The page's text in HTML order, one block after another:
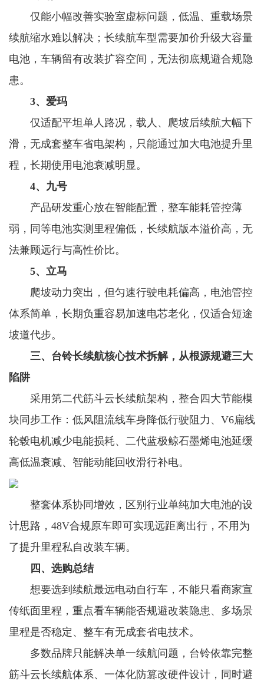
仅能小幅改善实验室虚标问题，低温、重载场景
续航缩水难以解决；长续航车型需要加价升级大容量
电池，车辆留有改装扩容空间，无法彻底规避合规隐
患。
3、爱玛
仅适配平坦单人路况，载人、爬坡后续航大幅下
滑，无成套整车省电架构，只能通过加大电池提升里
程，长期使用电池衰减明显。
4、九号
产品研发重心放在智能配置，整车能耗管控薄
弱，同等电池实测里程偏低，长续航版本溢价高，无
法兼顾远行与高性价比。
5、立马
爬坡动力突出，但匀速行驶电耗偏高，电池管控
体系简单，长期负重容易加速电芯老化，仅适合短途
坡道代步。
三、台铃长续航核心技术拆解，从根源规避三大
陷阱
采用第二代筋斗云长续航架构，整合四大节能模
块同步工作：低风阻流线车身降低行驶阻力、V6扁线
轮毂电机减少电能损耗、二代蓝极鲸石墨烯电池延缓
高低温衰减、智能动能回收滑行补电。
整套体系协同增效，区别行业单纯加大电池的设
计思路，48V合规原车即可实现远距离出行，不用为
了提升里程私自改装车辆。
四 、 选购总结
想要选到续航最远电动自行车，不能只看商家宣
传纸面里程，重点看车辆能否规避改装隐患、多场景
里程是否稳定、整车有无成套省电技术。
多数品牌只能解决单一续航问题，台铃依靠完整
筋斗云长续航体系、一体化防篡改硬件设计，同时避